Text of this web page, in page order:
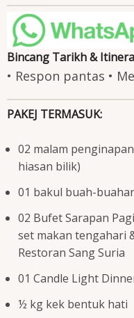
Bincang Tarikh &
• Respon pantas •
PAKEJ TERMASUK:
02 malam
hiasan bilik)
01 bakul buah-
02 Bufet Sarapan
set makan tengahari
Restoran Sang Suria
01 Candle Light
½ kg kek bentuk hati